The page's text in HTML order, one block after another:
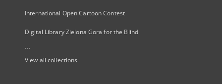
International Open Cartoon Contest
Digital Library Zielona Gora for the Blind
...
View all collections